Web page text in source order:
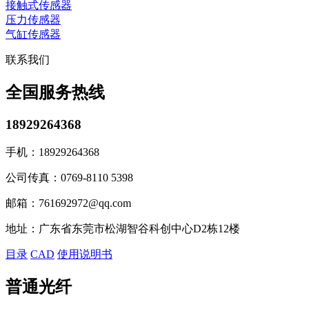
接触式传感器
压力传感器
气缸传感器
联系我们
全国服务热线
18929264368
手机： 18929264368
公司传真： 0769-8110 5398
邮箱： 761692972@qq.com
地址： 广东省东莞市松湖智谷科创中心D2栋12楼
目录 CAD 使用说明书
普通光纤